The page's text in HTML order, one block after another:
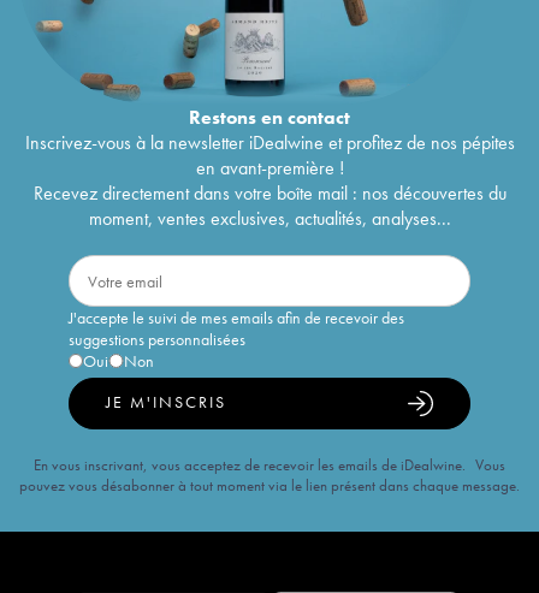
Restons encontact
Inscrivez-vous à la newsletter iDealwine et profitez de nos pépites
en avant-première !
Recevez directement dans votre boîte mail : nos découvertes du
moment, ventes exclusives, actualités, analyses...
J'accepte le suivi de mes emails afin de recevoir des
suggestions personnalisées
Oui
Non
JE M'INSCRIS
En vous inscrivant, vous acceptez de recevoir les emails de iDealwine. Vous
pouvez vous désabonner à tout moment via le lien présent dans chaque message.